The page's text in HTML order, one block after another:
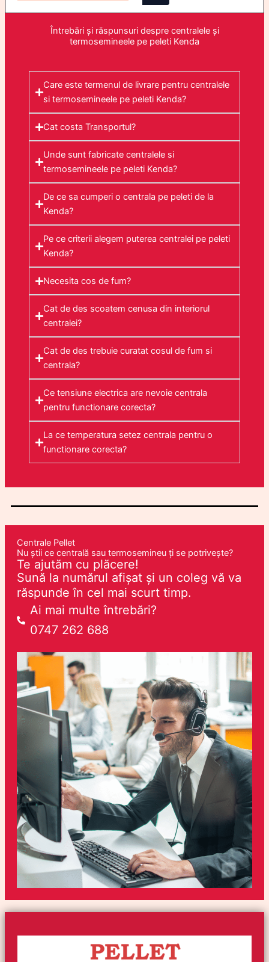
Întrebări și răspunsuri despre centralele și
termosemineele pe peleti Kenda
Care este termenul de livrare pentru centralele
si termosemineele pe peleti Kenda?
Cat costa Transportul?
Unde sunt fabricate centralele si
termosemineele pe peleti Kenda?
De ce sa cumperi o centrala pe peleti de la
Kenda?
Pe ce criterii alegem puterea centralei pe peleti
Kenda?
Necesita cos de fum?
Cat de des scoatem cenusa din interiorul
centralei?
Cat de des trebuie curatat cosul de fum si
centrala?
Ce tensiune electrica are nevoie centrala
pentru functionare corecta?
La ce temperatura setez centrala pentru o
functionare corecta?
Centrale Pellet
Nu știi ce centrală sau termosemineu ți se potrivește?
Te ajutăm cu plăcere!
Sună la numărul afișat și un coleg vă va
răspunde în cel mai scurt timp.
Ai mai multe întrebări?
0747 262 688